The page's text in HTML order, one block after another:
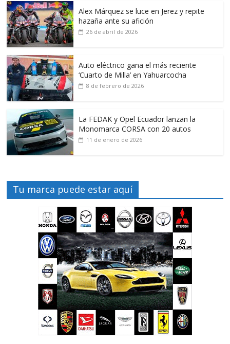
Alex Márquez se luce en Jerez y repite
hazaña ante su afición
26 de abril de 2026
Auto eléctrico gana el más reciente
‘Cuarto de Milla’ en Yahuarcocha
8 de febrero de 2026
La FEDAK y Opel Ecuador lanzan la
Monomarca CORSA con 20 autos
11 de enero de 2026
Tu marca puede estar aquí